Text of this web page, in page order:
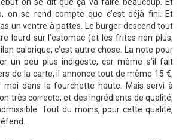
on se rend compte que c’est déjà fini. Et
un ventre à pattes. Le burger descend tout
lourd sur l’estomac (et les frites non plus,
calorique, c’est autre chose. La note pour
un peu plus indigeste, car même s’il fait
de la carte, il annonce tout de même 15 €,
moi dans la fourchette haute. Mais servi à
très correcte, et des ingrédients de qualité,
Tout du moins, pour cette qualité,